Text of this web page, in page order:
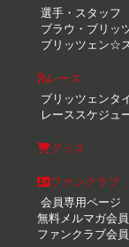
選手・スタッフ
ブラウ・ブリッ
ブリッツェン☆
レース
ブリッツェンタ
レーススケジュ
グッズ
ファンクラブ
会員専用ページ
無料メルマガ会
ファンクラブ会